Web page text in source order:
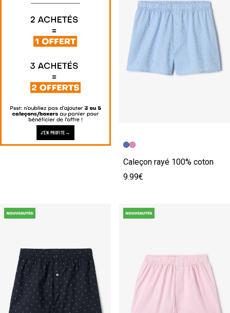
J'EN PROFITE
Caleçon rayé 100% coton
9.99€